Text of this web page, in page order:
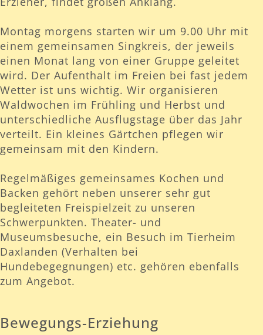
Montag morgens starten wir um 9.00 Uhr mit
einem gemeinsamen Singkreis, der jeweils
einen Monat lang von einer Gruppe geleitet
wird. Der Aufenthalt im Freien bei fast jedem
Wetter ist uns wichtig. Wir organisieren
Waldwochen im Frühling und Herbst und
unterschiedliche Ausflugstage über das Jahr
verteilt. Ein kleines Gärtchen pflegen wir
gemeinsam mit den Kindern.
Regelmäßiges gemeinsames Kochen und
Backen gehört neben unserer sehr gut
begleiteten Freispielzeit zu unseren
Schwerpunkten. Theater- und
Museumsbesuche, ein Besuch im Tierheim
Daxlanden (Verhalten bei
Hundebegegnungen) etc. gehören ebenfalls
zum Angebot.
Bewegungs-Erziehung